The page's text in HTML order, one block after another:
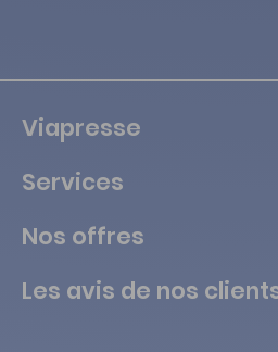
Viapresse
Services
Nos offres
Les avis de nos